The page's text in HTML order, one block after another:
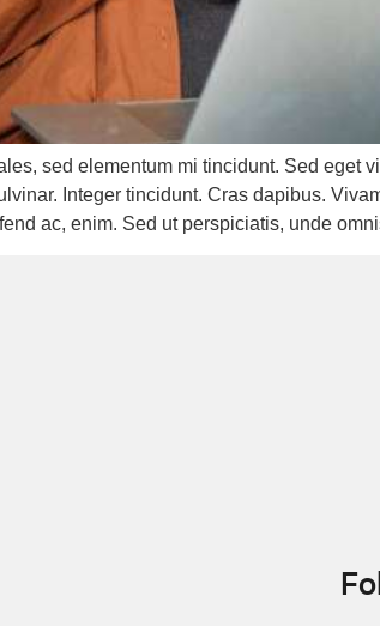
sed elementum mi tincidunt. Sed
Integer tincidunt. Cras dapibus.
ac, enim. Sed ut perspiciatis, unde